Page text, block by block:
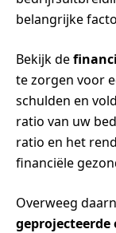
belangrijke
Bekijk de
te zorgen voor
schulden en
ratio van uw
ratio en het
financiële
Overweeg
geprojecteerde